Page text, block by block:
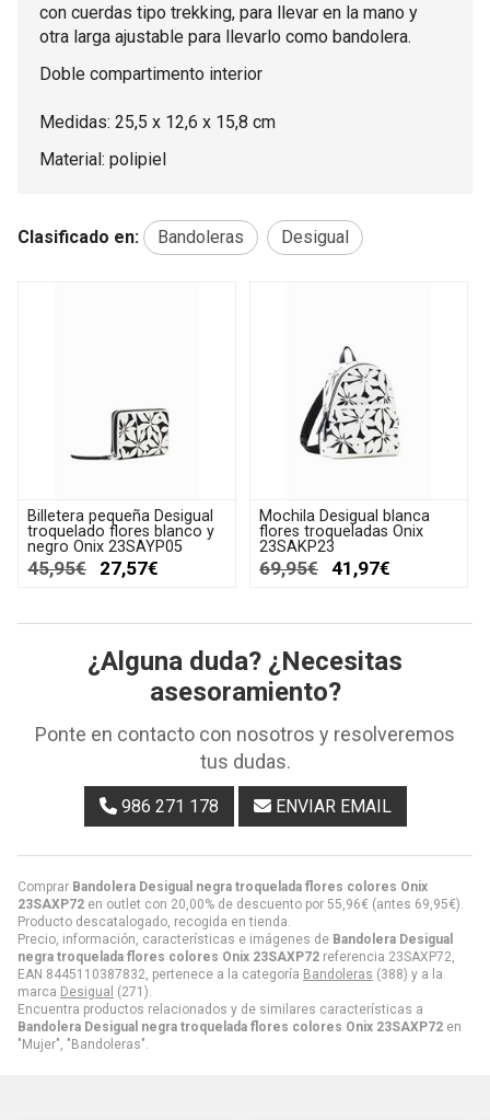
Comprar Bandolera Desigual negra troquelada flores colores Onix
23SAXP72 en outlet con 20,00% de descuento por 55,96€ (antes 69,95€).
Producto descatalogado, recogida en tienda.
Precio, información, características e imágenes de Bandolera Desigual
negra troquelada flores colores Onix 23SAXP72 referencia 23SAXP72,
EAN 8445110387832, pertenece a la categoría Bandoleras (388) y a la
marca Desigual (271).
Encuentra productos relacionados y de similares características a
Bandolera Desigual negra troquelada flores colores Onix 23SAXP72 en
"Mujer", "Bandoleras".
con cuerdas tipo trekking, para llevar en la mano y
otra larga ajustable para llevarlo como bandolera.
Doble compartimento interior
Medidas: 25,5 x 12,6 x 15,8 cm
Material: polipiel
Clasificado en: Bandoleras Desigual
Billetera pequeña Desigual
troquelado flores blanco y
negro Onix 23SAYP05
45,95€ 27,57€
Mochila Desigual blanca
flores troqueladas Onix
23SAKP23
69,95€ 41,97€
¿Alguna duda? ¿Necesitas
asesoramiento?
Ponte en contacto con nosotros y resolveremos
tus dudas.
986 271 178 ENVIAR EMAIL